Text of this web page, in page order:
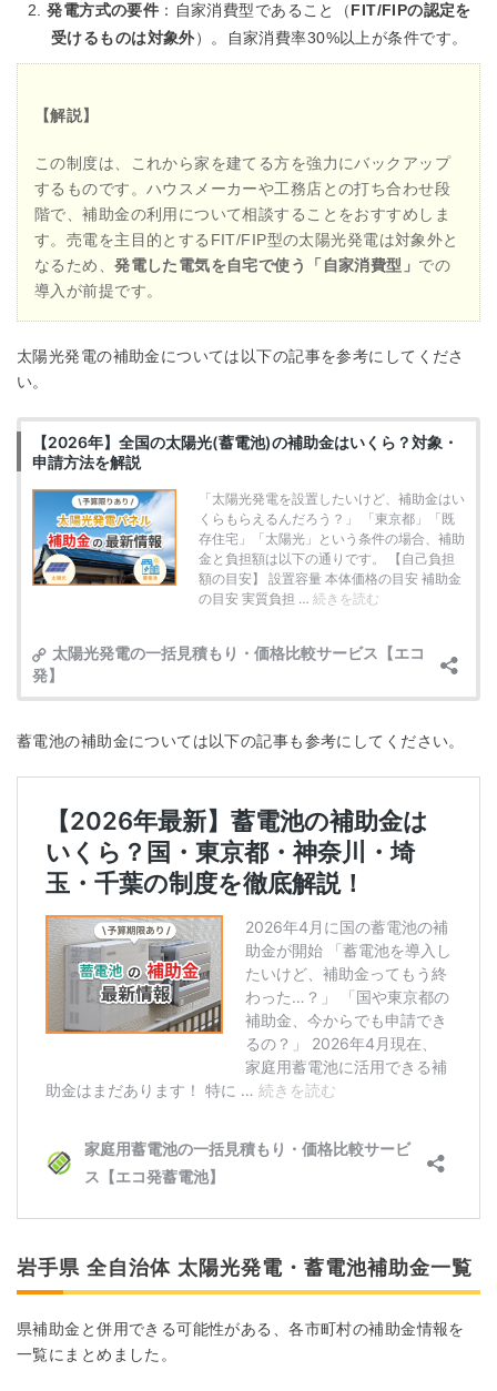
発電方式の要件 ：自家消費型であること（FIT/FIPの認定を
受けるものは対象外）。自家消費率30%以上が条件です。
【解説】
この制度は、これから家を建てる方を強力にバックアップ
するものです。ハウスメーカーや工務店との打ち合わせ段
階で、補助金の利用について相談することをおすすめしま
す。売電を主目的とするFIT/FIP型の太陽光発電は対象外と
なるため、発電した電気を自宅で使う「自家消費型」 での
導入が前提です。
太陽光発電の補助金については以下の記事を参考にしてくださ
い。
蓄電池の補助金については以下の記事も参考にしてください。
岩手県 全自治体 太陽光発電・蓄電池補助金一覧
県補助金と併用できる可能性がある、各市町村の補助金情報を
一覧にまとめました。